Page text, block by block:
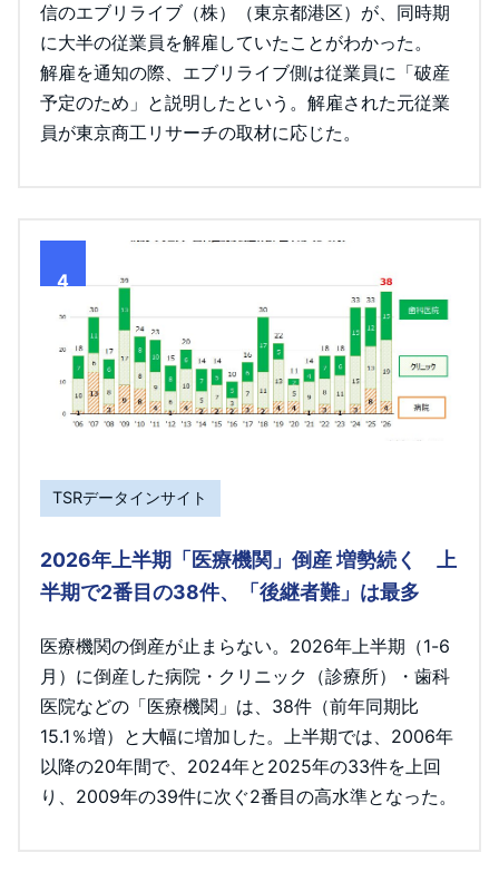
信のエブリライブ（株）（東京都港区）が、同時期
に大半の従業員を解雇していたことがわかった。
解雇を通知の際、エブリライブ側は従業員に「破産
予定のため」と説明したという。解雇された元従業
員が東京商工リサーチの取材に応じた。
4
TSRデータインサイト
2026年上半期「医療機関」倒産 増勢続く 上
半期で2番目の38件、「後継者難」は最多
医療機関の倒産が止まらない。2026年上半期（1-6
月）に倒産した病院・クリニック（診療所）・歯科
医院などの「医療機関」は、38件（前年同期比
15.1％増）と大幅に増加した。上半期では、2006年
以降の20年間で、2024年と2025年の33件を上回
り、2009年の39件に次ぐ2番目の高水準となった。